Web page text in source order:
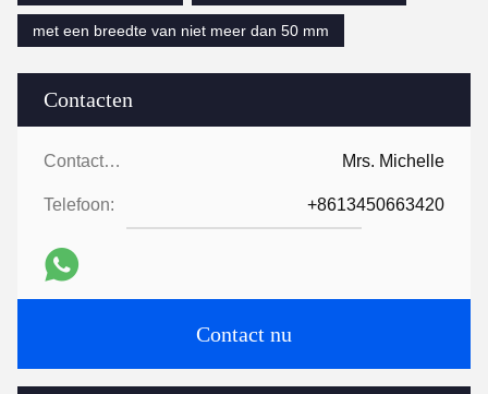
Contacten
Contacten: Mrs. Michelle
Telefoon: +8613450663420
Contact nu
met een breedte van niet meer dan 50 mm